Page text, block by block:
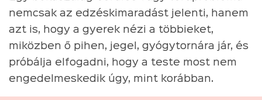
nemcsak az edzéskimaradást jelenti, hanem
azt is, hogy a gyerek nézi a többieket,
miközben ő pihen, jegel, gyógytornára jár, és
próbálja elfogadni, hogy a teste most nem
engedelmeskedik úgy, mint korábban.